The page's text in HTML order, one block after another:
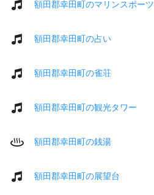
額田郡幸田町のマリンスポーツ
額田郡幸田町の占い
額田郡幸田町の雀荘
額田郡幸田町の観光タワー
額田郡幸田町の銭湯
額田郡幸田町の展望台